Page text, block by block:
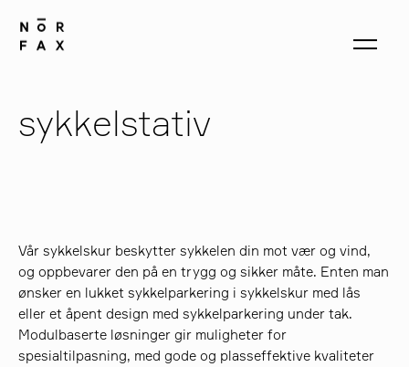
kontakt
sykkelstativ
Vår sykkelskur beskytter sykkelen din mot vær og vind,
og oppbevarer den på en trygg og sikker måte. Enten man
ønsker en lukket sykkelparkering i sykkelskur med lås
eller et åpent design med sykkelparkering under tak.
Modulbaserte løsninger gir muligheter for
spesialtilpasning, med gode og plasseffektive kvaliteter